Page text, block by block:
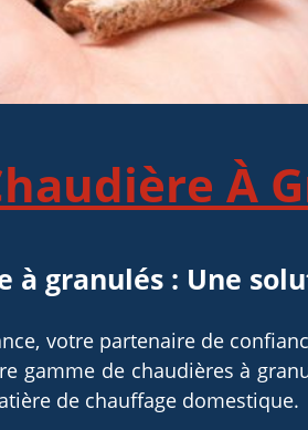
À
à granulés : Une
votre partenaire de
gamme de chaudières à
de chauffage domestique.